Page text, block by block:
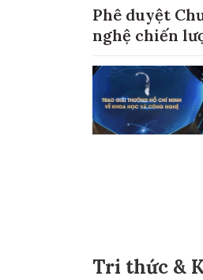
Phê duyệt
nghệ chiến
Tri thức &